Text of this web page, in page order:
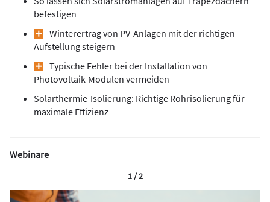
befestigen
Winterertrag von PV-Anlagen mit der richtigen
Aufstellung steigern
Typische Fehler bei der Installation von
Photovoltaik-Modulen vermeiden
Solarthermie-Isolierung: Richtige Rohrisolierung für
maximale Effizienz
Webinare
1 / 2